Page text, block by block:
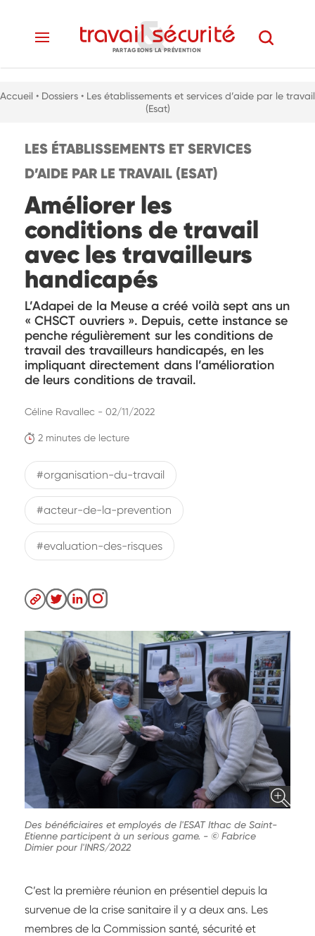
PARTAGEONS LA PRÉVENTION
Accueil • Dossiers • Les établissements et services d’aide par le travail
(Esat)
LES ÉTABLISSEMENTS ET SERVICES
D’AIDE PAR LE TRAVAIL (ESAT)
Améliorer les
conditions de travail
avec les travailleurs
handicapés
L’Adapei de la Meuse a créé voilà sept ans un
« CHSCT ouvriers ». Depuis, cette instance se
penche régulièrement sur les conditions de
travail des travailleurs handicapés, en les
impliquant directement dans l’amélioration
de leurs conditions de travail.
2 minutes de lecture
Céline Ravallec - 02/11/2022
#organisation-du-travail
#acteur-de-la-prevention
#evaluation-des-risques
Des bénéficiaires et employés de l'ESAT Ithac de Saint-
Etienne participent à un serious game. - © Fabrice
Dimier pour l'INRS/2022
C’est la première réunion en présentiel depuis la
survenue de la crise sanitaire il y a deux ans. Les
membres de la Commission santé, sécurité et